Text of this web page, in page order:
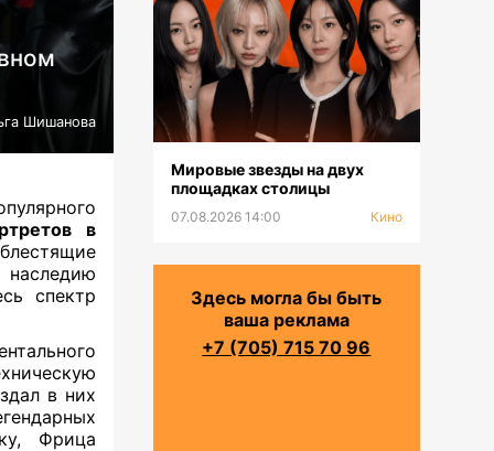
Шишанова
в
наследию
спектр
в них
Фрица
Мировые звезды на двух
площадках столицы
07.08.2026 14:00 Кино
Здесь могла бы быть
ваша реклама
+7 (705) 715 70 96